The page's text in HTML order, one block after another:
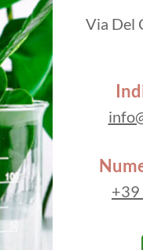
Via Del